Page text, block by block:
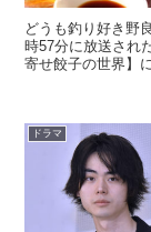
どうも釣り好き野
時57分に放送され
寄せ餃子の世界】
ドラマ